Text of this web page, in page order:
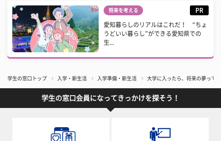
将来を考える PR
愛知暮らしのリアルはこれだ！ “ちょ
うどいい暮らし”ができる愛知県での
生...
学生の窓口トップ 入学・新生活 入学準備・新生活 大学に入ったら、将来の夢って
学生の窓口会員になってきっかけを探そう！